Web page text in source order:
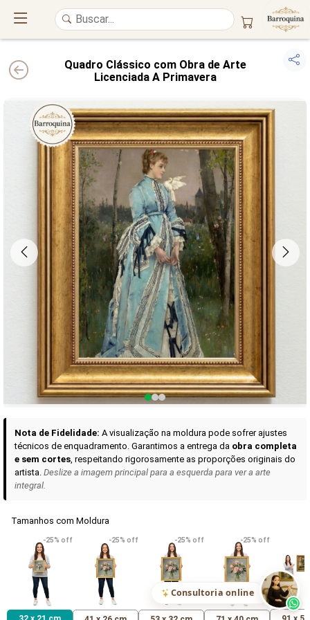
UM ATELIÊ 100% FINE ART
Trazemos a imponência dasmaiores obras de arte do mundo
para o
alto padrão da sua casa. Nosso acervo reúne a genialidade de grandes
pintores renomados, resgatandoartes reaise o requinte inconfundível
das obras do século XIX . Produção artesanal emCanvas 100% Algodão
Madeira Maciçae impressão com Pigmentação Mineral
QUALIDADE DE MUSEU GARANTIA ETERNA
Curadoria das Campanhas
A seleção de obras-primas apresentadas em nossos vídeos nas redes
sociais, reunidas aqui para sua apreciação.
VER DETALHES
Madona de Loreto
R$ 538,42
VER DETALHES
Narciso- caravaggio
R$ 365,92
VER
Maria
uma Rosa
R$ 365,92
Consultoria online
Quadro Clássico com Obra de Arte
Licenciada A Primavera
Nota de Fidelidade: A visualização na moldura pode sofrer ajustes
técnicos de enquadramento. Garantimos a entrega da obra completa
e sem cortes, respeitando rigorosamente as proporções originais do
artista. Deslize a imagem principal para a esquerda para ver a arte
integral.
Tamanhos com Moldura
-25% off -25% off -25% off -25% off